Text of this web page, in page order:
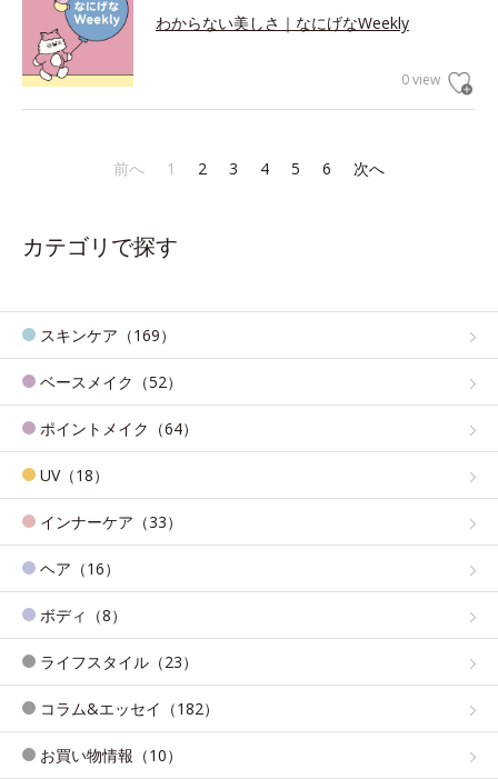
わからない美しさ｜なにげなWeekly
0 view
前へ 1 2 3 4 5 6 次へ
カテゴリで探す
スキンケア（169）
ベースメイク（52）
ポイントメイク（64）
UV（18）
インナーケア（33）
ヘア（16）
ボディ（8）
ライフスタイル（23）
コラム&エッセイ（182）
お買い物情報（10）